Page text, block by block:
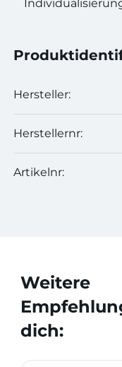
Hersteller:
Herstellernr:
Artikelnr:
Weitere
dich: